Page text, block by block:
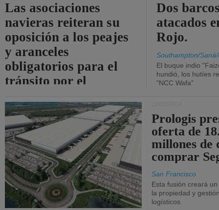
Las asociaciones
navieras reiteran su
oposición a los peajes
y aranceles
obligatorios para el
tránsito por el
Dos
atacados
Rojo.
Southampton/
El buque indio
hundió, los hutíes
"NCC Wafa"
Prologis
oferta de
millones de
comprar
San Francisco
Esta fusión creará
la propiedad y
logísticos.